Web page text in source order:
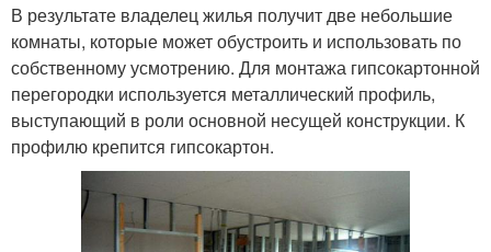
В результате владелец жилья получит две небольшие
комнаты, которые может обустроить и использовать по
собственному усмотрению. Для монтажа гипсокартонной
перегородки используется металлический профиль,
выступающий в роли основной несущей конструкции. К
профилю крепится гипсокартон.